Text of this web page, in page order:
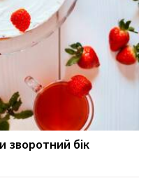
зворотний бік